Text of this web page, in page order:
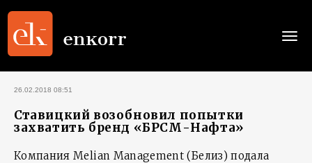
26.02.2018 08:51
Ставицкий возобновил попытки
захватить бренд «БРСМ-Нафта»
Компания Melian Management (Белиз) подала